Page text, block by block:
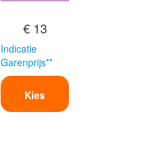
€ 13
Indicatie
Garenprijs**
Kies